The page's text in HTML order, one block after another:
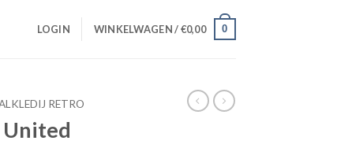
LOGIN WINKELWAGEN /€0,00 0
RETRO
United